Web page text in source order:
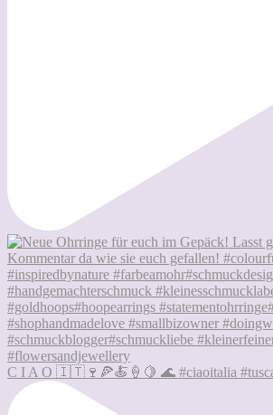
C I A O 🇮🇹🍷🍕🍝🍦🍋 🌊 #ciaoitalia